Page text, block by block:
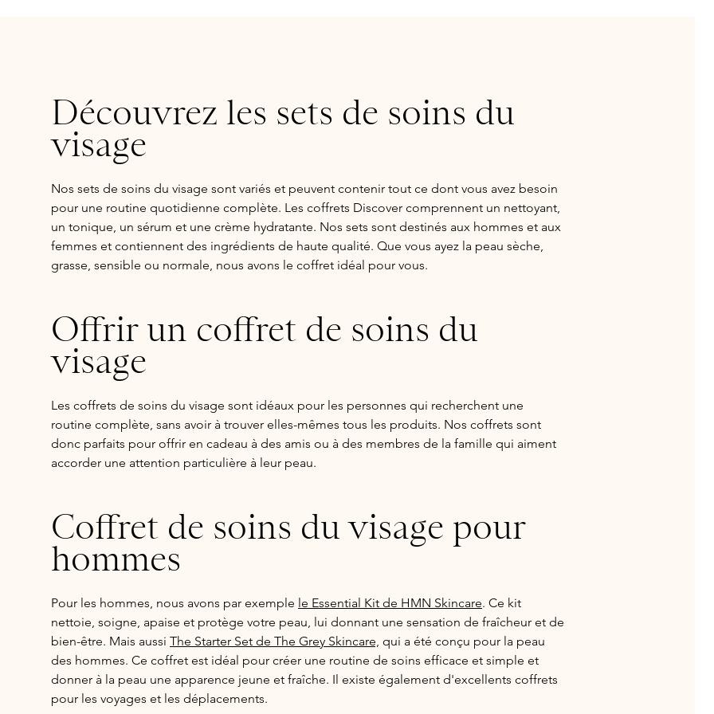
Découvrez les sets de soins du
visage
Nos sets de soins du visage sont variés et peuvent contenir tout ce dont vous avez besoin
pour une routine quotidienne complète. Les coffrets Discover comprennent un nettoyant,
un tonique, un sérum et une crème hydratante. Nos sets sont destinés aux hommes et aux
femmes et contiennent des ingrédients de haute qualité. Que vous ayez la peau sèche,
grasse, sensible ou normale, nous avons le coffret idéal pour vous.
Offrir un coffret de soins du
visage
Les coffrets de soins du visage sont idéaux pour les personnes qui recherchent une
routine complète, sans avoir à trouver elles-mêmes tous les produits. Nos coffrets sont
donc parfaits pour offrir en cadeau à des amis ou à des membres de la famille qui aiment
accorder une attention particulière à leur peau.
Coffret de soins du visage pour
hommes
Pour les hommes, nous avons par exemple le Essential Kit de HMN Skincare. Ce kit
nettoie, soigne, apaise et protège votre peau, lui donnant une sensation de fraîcheur et de
bien-être. Mais aussi The Starter Set de The Grey Skincare, qui a été conçu pour la peau
des hommes. Ce coffret est idéal pour créer une routine de soins efficace et simple et
donner à la peau une apparence jeune et fraîche. Il existe également d'excellents coffrets
pour les voyages et les déplacements.